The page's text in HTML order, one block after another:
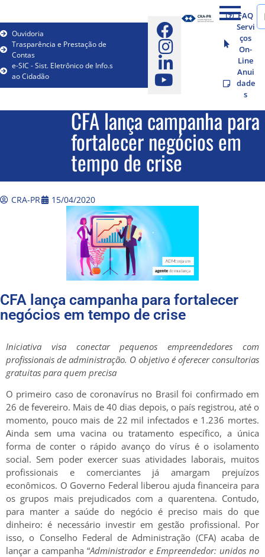
Ouvidoria
Trasparência e Prestação de
Contas
e-SIC - Sist. Eletrônico de Info.s
ao Cidadão
FAQ
Servi
ços
On-
Line
Anui
dade
s
CFA lança campanha para
fortalecer negócios em
tempo de crise
CRA-PR 15/04/2020
CFA lança campanha para fortalecer
negócios em tempo de crise
Iniciativa visa conectar pequenos empreendedores com
profissionais de administração. O objetivo é oferecer consultorias
gratuitas para quem precisa
O primeiro caso de coronavírus no Brasil foi confirmado em
26 de fevereiro. Mais de 40 dias depois, o país registrou, até o
momento, pouco mais de 22 mil infectados e 1.236 mortes.
Ainda sem uma vacina ou tratamento específico, a única
forma de conter o rápido avanço do vírus é o isolamento
social. Sem poder exercer suas atividades laborais, muitos
profissionais e comerciantes já amargam prejuízos
econômicos. O Governo Federal liberou ajuda financeira para
os grupos mais prejudicados com a quarentena. Contudo,
para manter a saúde do negócio é preciso mais do que
dinheiro: é necessário investir em gestão profissional. Por
isso, o Conselho Federal de Administração (CFA) acaba de
lançar a campanha “Administrador e Empreendedor: unidos no